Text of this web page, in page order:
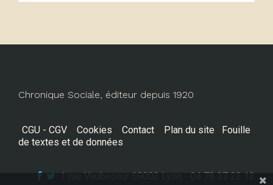
Chronique Sociale, éditeur depuis 1920
CGU - CGV Cookies Contact Plan du site
Fouille
de textes et de données
1 rue Vaubecour 69002 Lyon - 04 78 37 22 12